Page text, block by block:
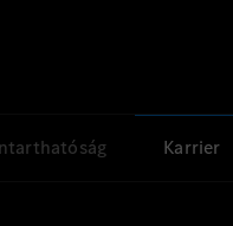
Karrier